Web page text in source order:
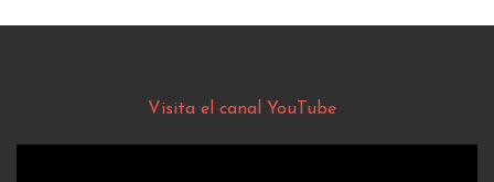
Visita el canal YouTube